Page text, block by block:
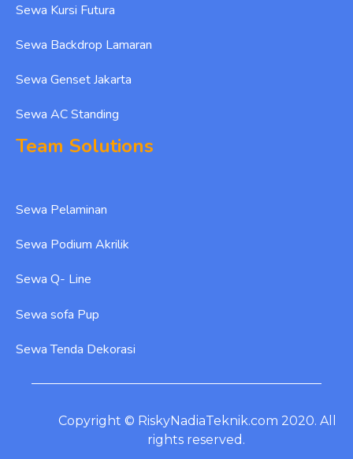
Sewa Kursi Futura
Sewa Backdrop Lamaran
Sewa Genset Jakarta
Sewa AC Standing
Team Solutions
Sewa Pelaminan
Sewa Podium Akrilik
Sewa Q- Line
Sewa sofa Pup
Sewa Tenda Dekorasi
Copyright © RiskyNadiaTeknik.com 2020. All
rights reserved.